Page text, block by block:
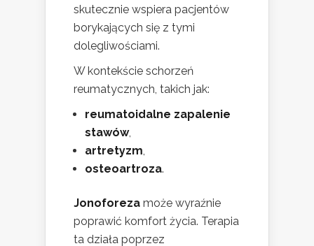
skutecznie wspiera pacjentów
borykających się z tymi
dolegliwościami.
W kontekście schorzeń
reumatycznych, takich jak:
reumatoidalne zapalenie
stawów,
artretyzm
osteoartroza.
Jonoforeza może wyraźnie
poprawić komfort życia. Terapia
ta działa poprzez